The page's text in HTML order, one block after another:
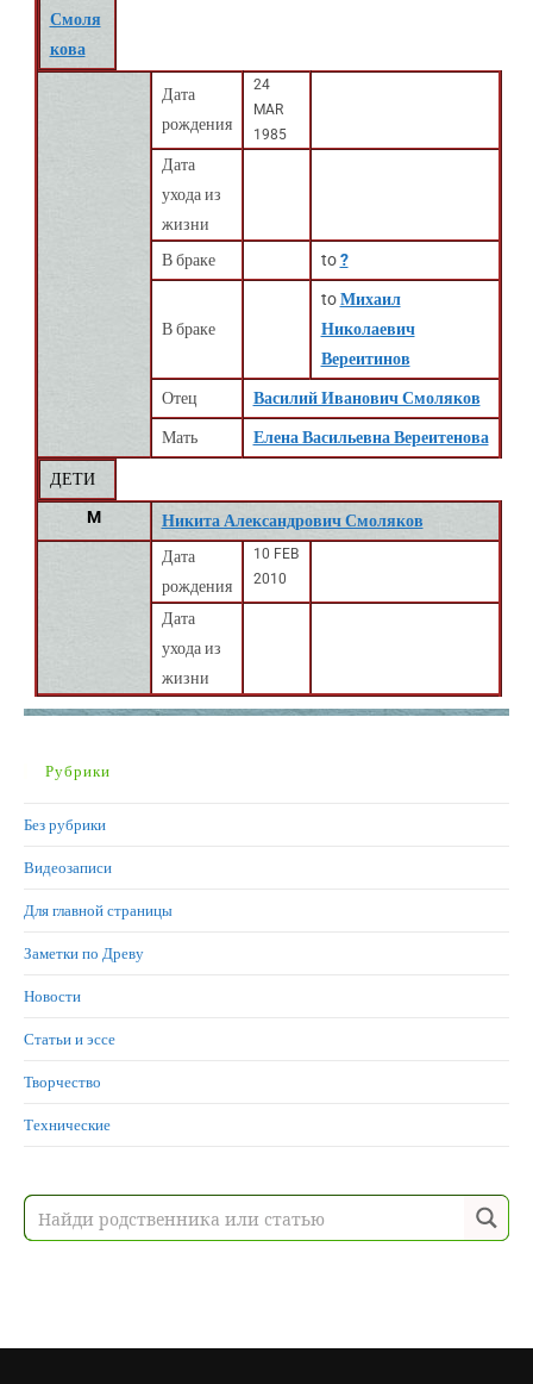
Смоля
кова
Дата
рождения
24
MAR
1985
Дата
ухода из
жизни
В браке
to?
В браке
toМихаил
Николаевич
Вереитинов
Отец Василий Иванович Смоляков
Мать Елена Васильевна Вереитенова
ДЕТИ
M
Никита Александрович Смоляков
Дата
рождения
10 FEB
2010
Дата
ухода из
жизни
Рубрики
Без рубрики
Видеозаписи
Для главной страницы
Заметки по Древу
Новости
Статьи и эссе
Творчество
Технические